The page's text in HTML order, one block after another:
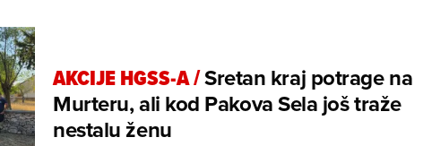
AKCIJE HGSS-A/Sretan kraj potrage na
Murteru, ali kod Pakova Sela još traže
nestalu ženu